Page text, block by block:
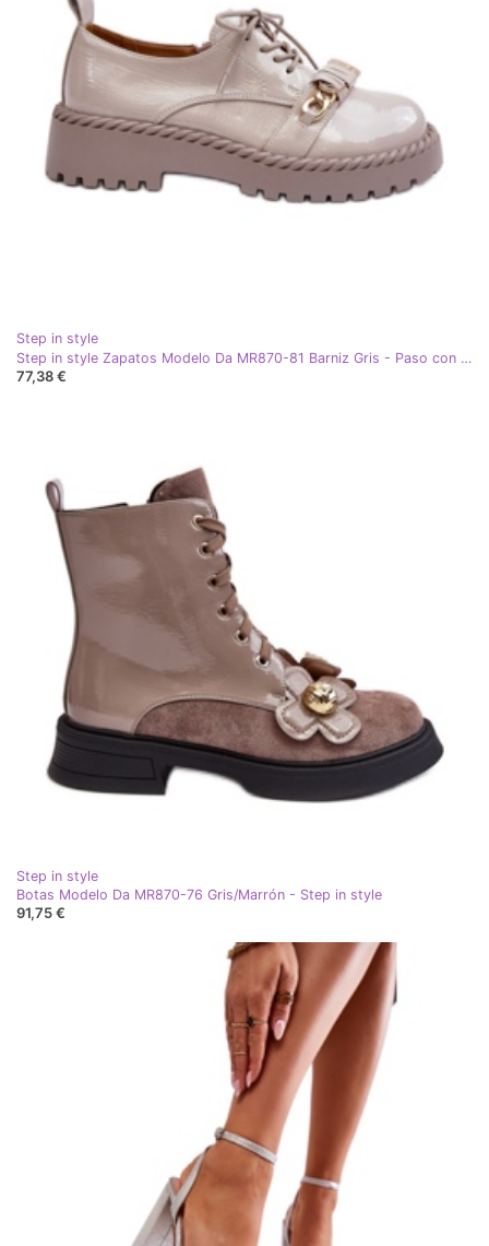
Step in style
Step in style Zapatos Modelo Da MR870-81 Barniz Gris - Paso con estilo
77,38 €
Step in style
Botas Modelo Da MR870-76 Gris/Marrón - Step in style
91,75 €